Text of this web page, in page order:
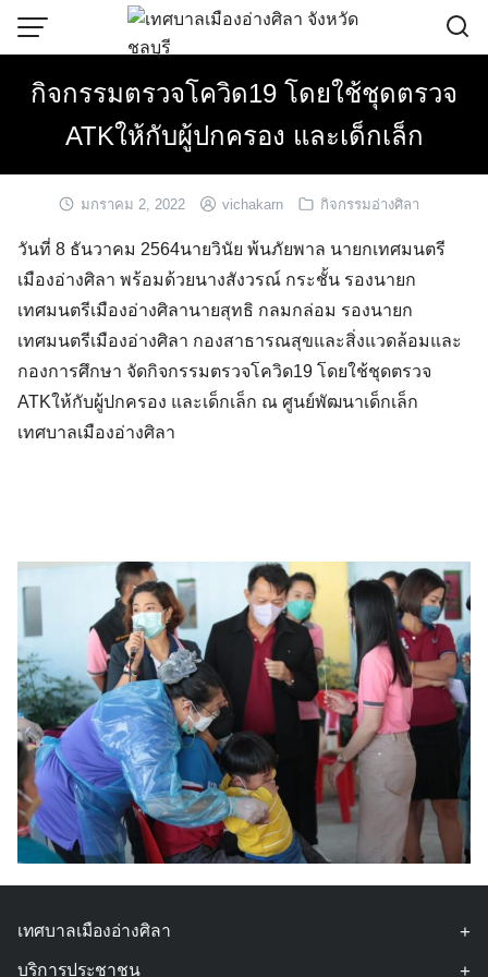
Skip
Search
for:
กิจกรรมตรวจโควิด19 โดยใช้ชุดตรวจ
ATKให้กับผู้ปกครอง และเด็กเล็ก
มกราคม 2, 2022 vichakarn กิจกรรมอ่างศิลา
วันที่ 8 ธันวาคม 2564นายวินัย พ้นภัยพาล นายกเทศมนตรี
เมืองอ่างศิลา พร้อมด้วยนางสังวรณ์ กระชั้น รองนายก
เทศมนตรีเมืองอ่างศิลานายสุทธิ กลมกล่อม รองนายก
เทศมนตรีเมืองอ่างศิลา กองสาธารณสุขและสิ่งแวดล้อมและ
กองการศึกษา จัดกิจกรรมตรวจโควิด19 โดยใช้ชุดตรวจ
ATKให้กับผู้ปกครอง และเด็กเล็ก ณ ศูนย์พัฒนาเด็กเล็ก
เทศบาลเมืองอ่างศิลา
เทศบาลเมืองอ่างศิลา
บริการประชาชน